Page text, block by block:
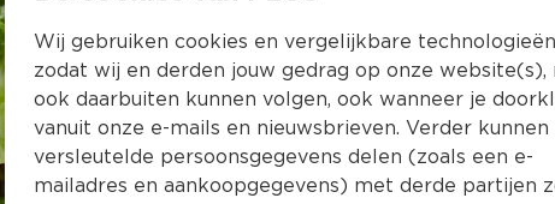
Wij gebruiken cookies en vergelijkbare
zodat wij en derden jouw gedrag op onze website(s),
ook daarbuiten kunnen volgen, ook wanneer je
vanuit onze e-mails en nieuwsbrieven. Verder kunnen
versleutelde persoonsgegevens delen (zoals een e-
mailadres en aankoopgegevens) met derde partijen